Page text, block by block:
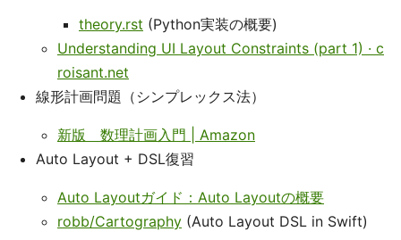
theory.rst (Python実装の概要)
Understanding UI Layout Constraints (part 1) · c
roisant.net
線形計画問題（シンプレックス法）
新版 数理計画入門 | Amazon
Auto Layout + DSL復習
Auto Layoutガイド：Auto Layoutの概要
robb/Cartography (Auto Layout DSL in Swift)